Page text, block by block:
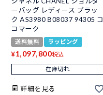
ーバッグ レディース ブラッ
ク AS3980 B08037 94305 コ
コマーク
送料無料 ラッピング
¥1,097,800税込
在庫切れ
詳細を見る